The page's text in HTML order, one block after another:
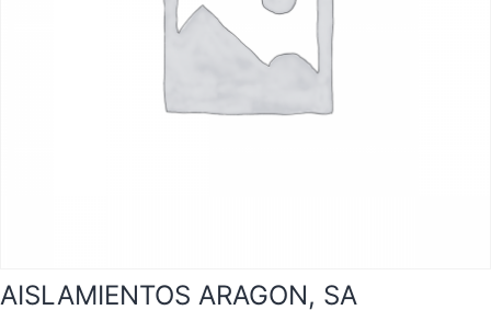
AISLAMIENTOS ARAGON, SA